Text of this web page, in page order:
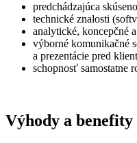
predchádzajúca
technické znalosti
analytické, koncepčné
výborné komunikačné
a prezentácie pred
schopnosť samostatne
Výhody a benefity